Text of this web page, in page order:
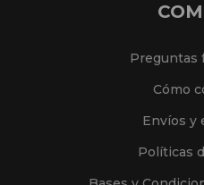
Preguntas
Cómo
Envíos y
Políticas